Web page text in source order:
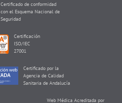
Certificado de conformidad
con el Esquema Nacional de
Seguridad
Certificación
ISO/IEC
27001
Certificado por la
Agencia de Calidad
Sanitaria de Andalucía
Web Médica Acreditada por